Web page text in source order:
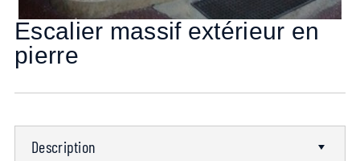
Escalier massif extérieur en
pierre
Description